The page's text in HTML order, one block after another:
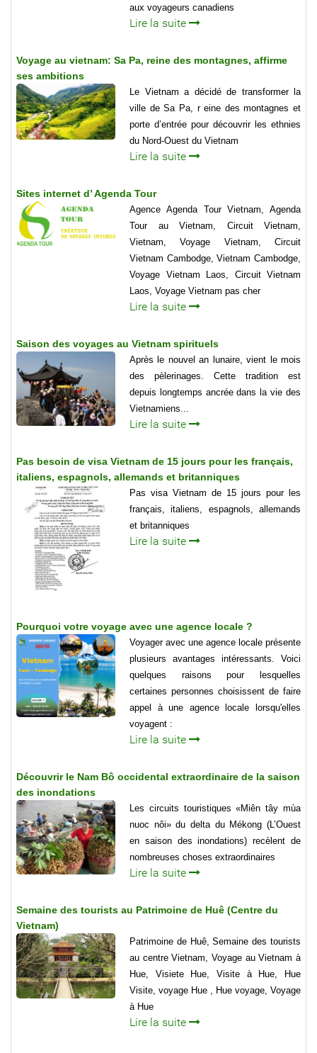
aux voyageurs canadiens
Lire la suite
Voyage au vietnam: Sa Pa, reine des montagnes, affirme
ses ambitions
Le Vietnam a décidé de transformer la
ville de Sa Pa, r eine des montagnes et
porte d’entrée pour découvrir les ethnies
du Nord-Ouest du Vietnam
Lire la suite
Sites internet d’ Agenda Tour
Agence Agenda Tour Vietnam, Agenda
Tour au Vietnam, Circuit Vietnam,
Vietnam, Voyage Vietnam, Circuit
Vietnam Cambodge, Vietnam Cambodge,
Voyage Vietnam Laos, Circuit Vietnam
Laos, Voyage Vietnam pas cher
Lire la suite
Saison des voyages au Vietnam spirituels
Après le nouvel an lunaire, vient le mois
des pèlerinages. Cette tradition est
depuis longtemps ancrée dans la vie des
Vietnamiens...
Lire la suite
Pas besoin de visa Vietnam de 15 jours pour les français,
italiens, espagnols, allemands et britanniques
Pas visa Vietnam de 15 jours pour les
français, italiens, espagnols, allemands
et britanniques
Lire la suite
Pourquoi votre voyage avec une agence locale ?
Voyager avec une agence locale présente
plusieurs avantages intéressants. Voici
quelques raisons pour lesquelles
certaines personnes choisissent de faire
appel à une agence locale lorsqu'elles
voyagent :
Lire la suite
Découvrir le Nam Bô occidental extraordinaire de la saison
des inondations
Les circuits touristiques «Miên tây mùa
nuoc nôi» du delta du Mékong (L’Ouest
en saison des inondations) recèlent de
nombreuses choses extraordinaires
Lire la suite
Semaine des tourists au Patrimoine de Huê (Centre du
Vietnam)
Patrimoine de Huê, Semaine des tourists
au centre Vietnam, Voyage au Vietnam à
Hue, Visiete Hue, Visite à Hue, Hue
Visite, voyage Hue , Hue voyage, Voyage
à Hue
Lire la suite